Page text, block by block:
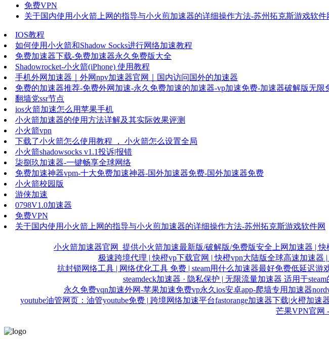
免费VPN
关于国内使用小火箭上网的指导与小火煎加速器的详细操作方法-苏州拓克斯游戏软件
IOS教程
如何使用小火箭和Shadow Socks进行网络加速教程
免费加速器下载-免费加速器永久免费版大全
Shadowrocket-小火箭(iPhone) 使用教程
手机外网加速器｜外网npv加速器官网｜国内访问国外的加速器
免费的加速器推荐-免费外网加速-永久免费加速的加速器-vp加速免费-加速器破解版无限
翻墙党ssr节点
ios火箭加速怎么用苹果手机
小火箭加速器的使用方法详解及其实际效果评测
小火箭vpn
下载了小火箭怎么使用教程 ， 小火箭怎么设置全局
小火箭shadowsocks v1.1投诉|报错
柒捌玖加速器-一键畅享全球网络
免费加速神器vpm-十大免费加速神器-国外加速器免费-国外加速器免费
小火箭校园版
游侠加速
0798V1.0加速器
免费VPN
关于国内使用小火箭上网的指导与小火煎加速器的详细操作方法-苏州拓克斯游戏软件网
小火箭加速器官网_提供小火箭加速最新版/破解版/免费版安全上网加速器 | 快
极速跨境代理 | 快橙vp下载官网 | 快橙vpn大陆版全球高速加速器 |
抗封锁网络工具 | 网络优化工具 免费 | steam用什么加速器最好免费低延迟游
steamdeck加速器 · 隐私保护 | 无限流量加速器 适用于
永久免费vqn加速外网-苹果加速免费vp永久ios安卓app-爬墙专用加速器
youtube油管网页：油管youtube免费 | 跨境网络加速平台fastorange加速器下载|火橙加速
芒果VPN官网